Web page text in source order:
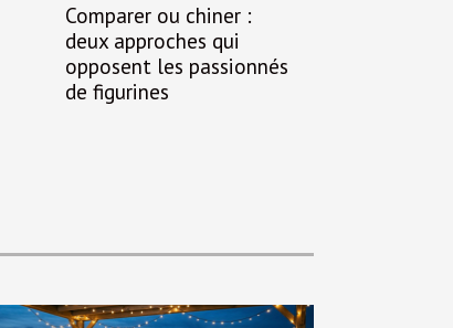
Comparer ou chiner :
deux approches qui
opposent les passionnés
de figurines